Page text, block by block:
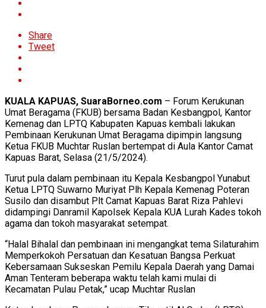
Share
Tweet
KUALA KAPUAS, SuaraBorneo.com – Forum Kerukunan
Umat Beragama (FKUB) bersama Badan Kesbangpol, Kantor
Kemenag dan LPTQ Kabupaten Kapuas kembali lakukan
Pembinaan Kerukunan Umat Beragama dipimpin langsung
Ketua FKUB Muchtar Ruslan bertempat di Aula Kantor Camat
Kapuas Barat, Selasa (21/5/2024).
Turut pula dalam pembinaan itu Kepala Kesbangpol Yunabut
Ketua LPTQ Suwarno Muriyat Plh Kepala Kemenag Poteran
Susilo dan disambut Plt Camat Kapuas Barat Riza Pahlevi
didampingi Danramil Kapolsek Kepala KUA Lurah Kades tokoh
agama dan tokoh masyarakat setempat.
“Halal Bihalal dan pembinaan ini mengangkat tema Silaturahim
Memperkokoh Persatuan dan Kesatuan Bangsa Perkuat
Kebersamaan Sukseskan Pemilu Kepala Daerah yang Damai
Aman Tenteram beberapa waktu telah kami mulai di
Kecamatan Pulau Petak,” ucap Muchtar Ruslan